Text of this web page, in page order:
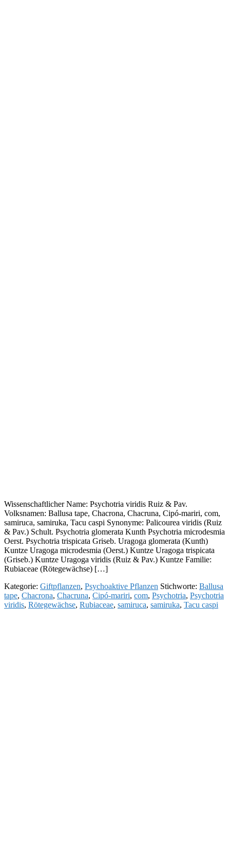
Wissenschaftlicher Name: Psychotria viridis Ruiz & Pav.
Volksnamen: Ballusa tape, Chacrona, Chacruna, Cipó-mariri, com,
samiruca, samiruka, Tacu caspi Synonyme: Palicourea viridis (Ruiz
& Pav.) Schult. Psychotria glomerata Kunth Psychotria microdesmia
Oerst. Psychotria trispicata Griseb. Uragoga glomerata (Kunth)
Kuntze Uragoga microdesmia (Oerst.) Kuntze Uragoga trispicata
(Griseb.) Kuntze Uragoga viridis (Ruiz & Pav.) Kuntze Familie:
Rubiaceae (Rötegewächse) […]
Kategorie: Giftpflanzen, Psychoaktive Pflanzen Stichworte: Ballusa
tape, Chacrona, Chacruna, Cipó-mariri, com, Psychotria, Psychotria
viridis, Rötegewächse, Rubiaceae, samiruca, samiruka, Tacu caspi